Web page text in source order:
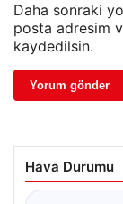
Daha sonraki
posta adresim
kaydedilsin.
Hava Durumu